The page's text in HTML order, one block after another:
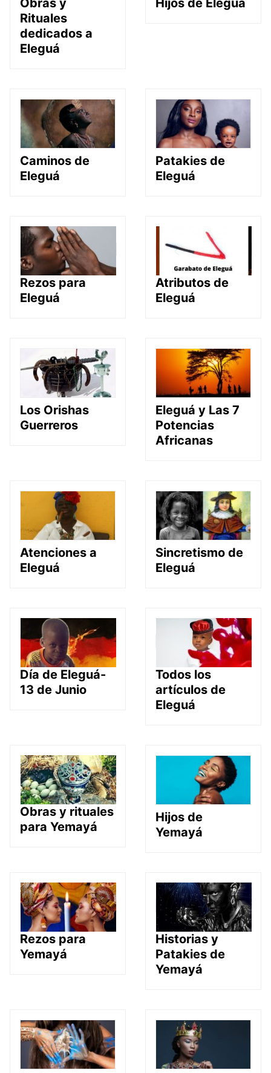
Rituales
dedicados a
Eleguá
Caminos de
Eleguá
Patakies de
Eleguá
Rezos para
Eleguá
Atributos de
Eleguá
Los Orishas
Guerreros
Eleguá y Las 7
Potencias
Africanas
Atenciones a
Eleguá
Sincretismo de
Eleguá
Día de Eleguá-
13 de Junio
Todos los
artículos de
Eleguá
Obras y rituales
para Yemayá
Hijos de
Yemayá
Rezos para
Yemayá
Historias y
Patakies de
Yemayá